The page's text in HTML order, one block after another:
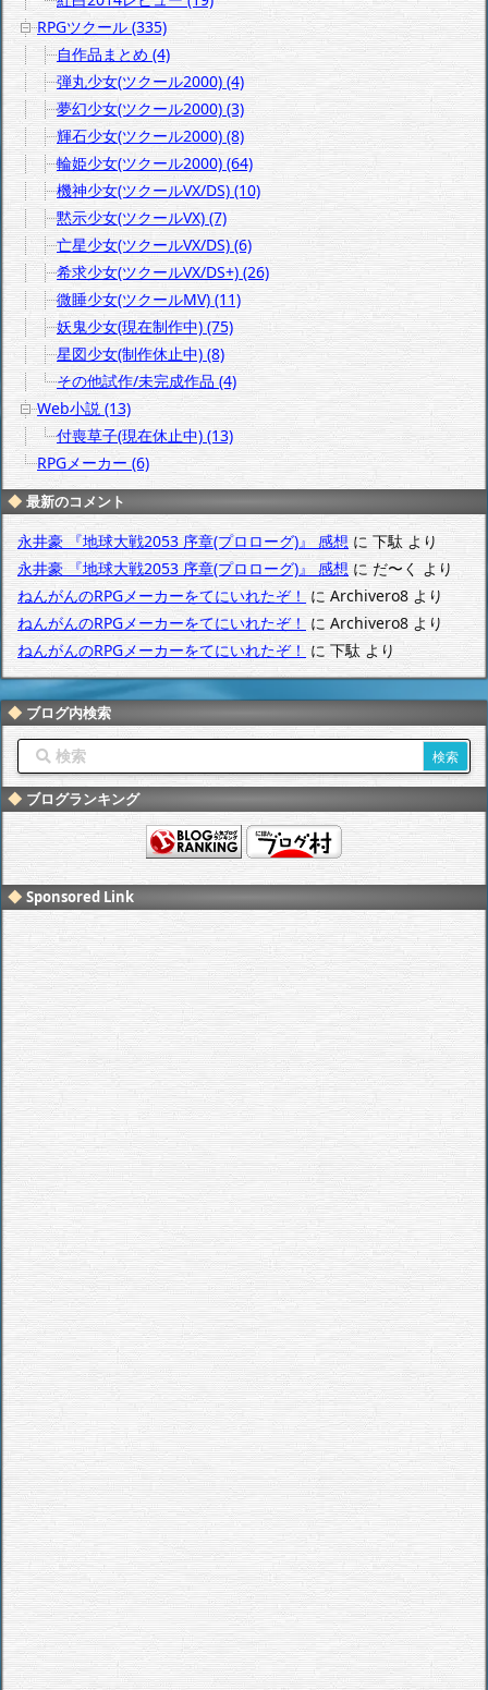
RPGツクール (335)
自作品まとめ (4)
弾丸少女(ツクール2000) (4)
夢幻少女(ツクール2000) (3)
輝石少女(ツクール2000) (8)
輪姫少女(ツクール2000) (64)
機神少女(ツクールVX/DS) (10)
黙示少女(ツクールVX) (7)
亡星少女(ツクールVX/DS) (6)
希求少女(ツクールVX/DS+) (26)
微睡少女(ツクールMV) (11)
妖鬼少女(現在制作中) (75)
星図少女(制作休止中) (8)
その他試作/未完成作品 (4)
Web小説 (13)
付喪草子(現在休止中) (13)
RPGメーカー (6)
最新のコメント
永井豪 『地球大戦2053 序章(プロローグ)』 感想 に下駄より
永井豪 『地球大戦2053 序章(プロローグ)』 感想にだ〜く より
ねんがんのRPGメーカーをてにいれたぞ！ に Archivero8 より
ねんがんのRPGメーカーをてにいれたぞ！ に Archivero8より
ねんがんのRPGメーカーをてにいれたぞ！に下駄より
ブログ内検索
ブログランキング
Sponsored Link